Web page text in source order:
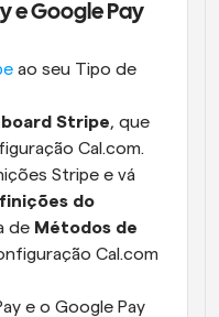
e Google Pay
ao seu Tipo de
Stripe, que
Cal.com.
Stripe e vá
do
de Métodos de
Cal.com
e o Google Pay